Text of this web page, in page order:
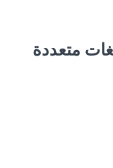
متعددة